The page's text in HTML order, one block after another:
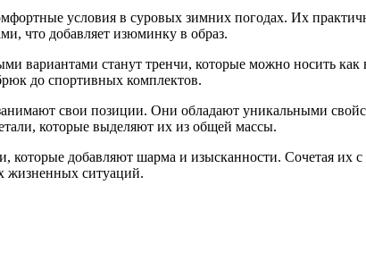
условия в суровых зимних погодах. Их
что добавляет изюминку в образ.
вариантами станут тренчи, которые можно носить
до спортивных комплектов.
свои позиции. Они обладают уникальными
которые выделяют их из общей массы.
которые добавляют шарма и изысканности. Сочетая
жизненных ситуаций.